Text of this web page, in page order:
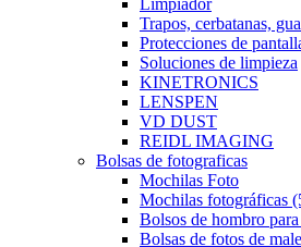
Limpiador
Trapos, cerbatanas,
Protecciones de
Soluciones de limpieza
KINETRONICS
LENSPEN
VD DUST
REIDL IMAGING
Bolsas de fotograficas
Mochilas Foto
Mochilas fotográficas
Bolsos de hombro
Bolsas de fotos de